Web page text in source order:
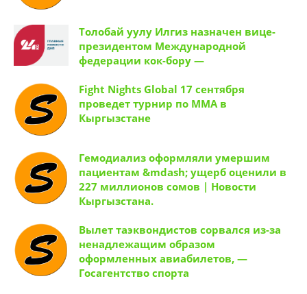
Толобай уулу Илгиз назначен вице-
президентом Международной
федерации кок-бору —
Fight Nights Global 17 сентября
проведет турнир по ММА в
Кыргызстане
Гемодиализ оформляли умершим
пациентам &mdash; ущерб оценили в
227 миллионов сомов | Новости
Кыргызстана.
Вылет таэквондистов сорвался из-за
ненадлежащим образом
оформленных авиабилетов, —
Госагентство спорта